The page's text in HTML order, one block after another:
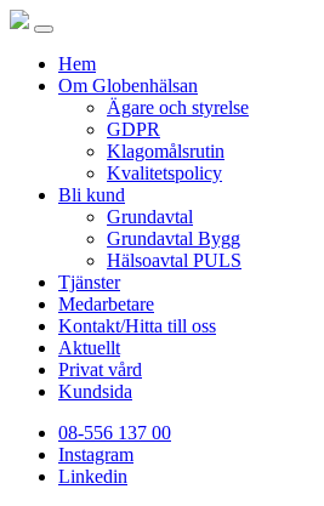
Hem
Om Globenhälsan
Ägare och styrelse
GDPR
Klagomålsrutin
Kvalitetspolicy
Bli kund
Grundavtal
Grundavtal Bygg
Hälsoavtal PULS
Tjänster
Medarbetare
Kontakt/Hitta till oss
Aktuellt
Privat vård
Kundsida
08-556 137 00
Instagram
Linkedin